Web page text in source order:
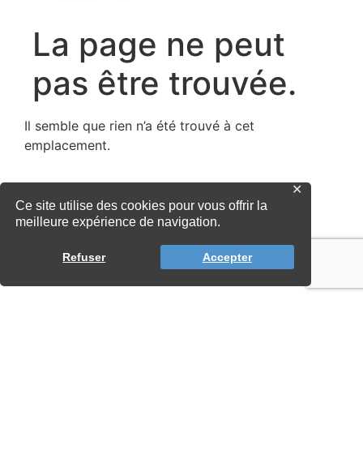
Ce site utilise des cookies pour vous offrir la
meilleure expérience de navigation.
Refuser Accepter
✕